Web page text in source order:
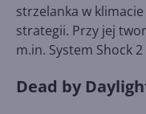
strzelanka w
strategii. Przy jej
m.in. System Shock
Dead by